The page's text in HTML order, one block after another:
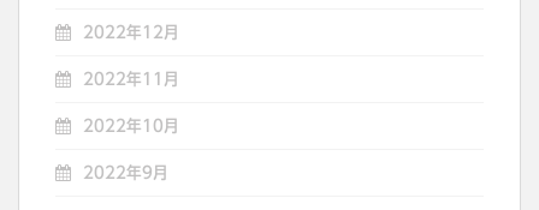
2022年12月
2022年11月
2022年10月
2022年9月